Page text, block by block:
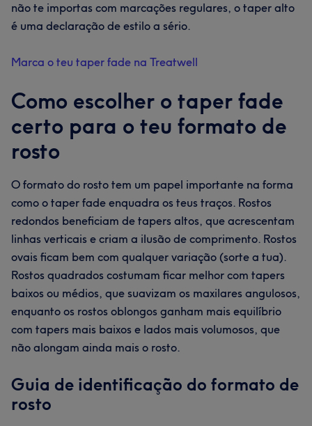
não te importas com marcações regulares, o taper alto
é uma declaração de estilo a sério.
Marca o teu taper fade na Treatwell
Como escolher o taper fade
certo para o teu formato de
rosto
O formato do rosto tem um papel importante na forma
como o taper fade enquadra os teus traços. Rostos
redondos beneficiam de tapers altos, que acrescentam
linhas verticais e criam a ilusão de comprimento. Rostos
ovais ficam bem com qualquer variação (sorte a tua).
Rostos quadrados costumam ficar melhor com tapers
baixos ou médios, que suavizam os maxilares angulosos,
enquanto os rostos oblongos ganham mais equilíbrio
com tapers mais baixos e lados mais volumosos, que
não alongam ainda mais o rosto.
Guia de identificação do formato de
rosto